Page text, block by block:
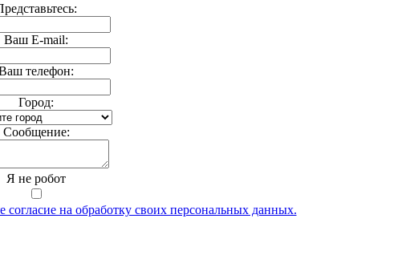
Ваш E-mail:
телефон:
Город:
Cообщение:
Я не робот
на обработку своих персональных данных.